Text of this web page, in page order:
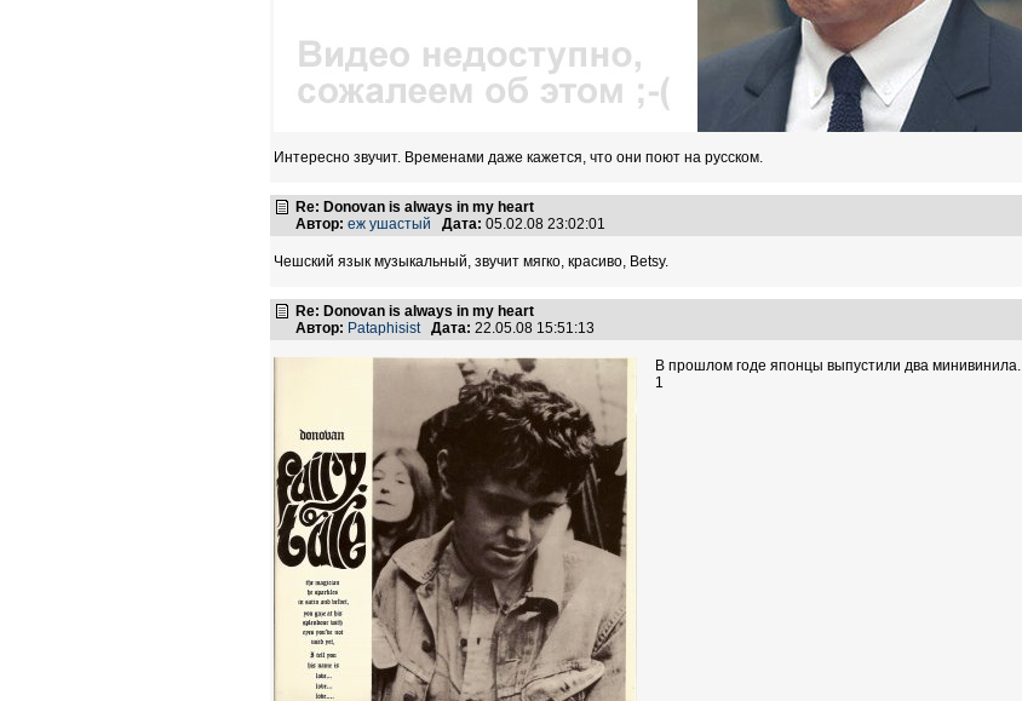
Интересно звучит. Временами даже кажется, что они поют на русском.
Re: Donovan is always in my heart
Автор: еж ушастый Дата: 05.02.08 23:02:01
Чешский язык музыкальный, звучит мягко, красиво, Betsy.
Re: Donovan is always in my heart
Автор: Pataphisist Дата: 22.05.08 15:51:13
В прошлом годе японцы выпустили два минивинила.
1